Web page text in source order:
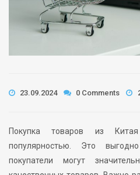
23.09.2024 0 Comments
Покупка товаров из Китая
популярностью. Это
покупатели могут